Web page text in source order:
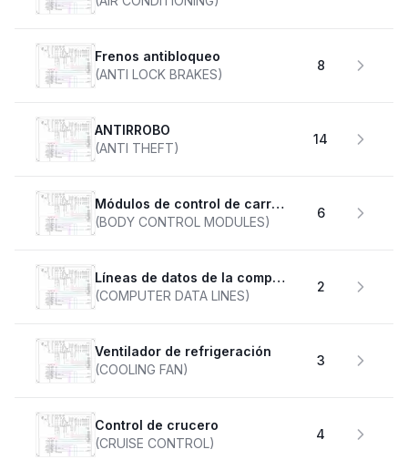
Frenos antibloqueo
(ANTI LOCK BRAKES)
8
ANTIRROBO
(ANTI THEFT)
14
Módulos de control de carrocería
(BODY CONTROL MODULES)
6
Líneas de datos de la computadora
(COMPUTER DATA LINES)
2
Ventilador de refrigeración
(COOLING FAN)
3
Control de crucero
(CRUISE CONTROL)
4